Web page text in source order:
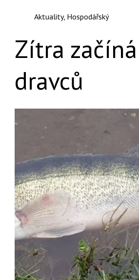
Aktuality, Hospodářský
Zítra
dravců